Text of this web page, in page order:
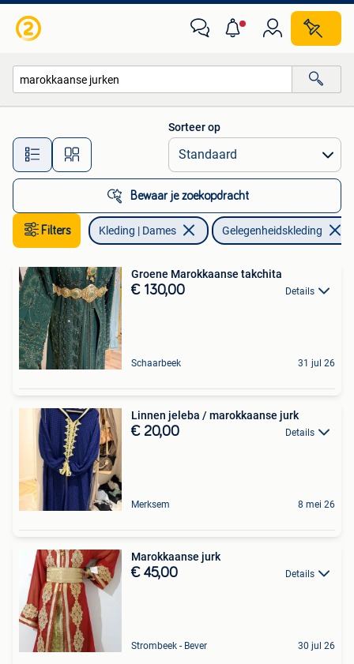
Alle afstanden…
Sorteer op
Bewaar je zoekopdracht
Filters Kleding | Dames Gelegenheidskleding
Groene Marokkaanse takchita
€ 130,00 Details
Schaarbeek 31 jul 26
Linnen jeleba / marokkaanse jurk
€ 20,00 Details
Merksem 8 mei 26
Marokkaanse jurk
€ 45,00 Details
Strombeek - Bever 30 jul 26